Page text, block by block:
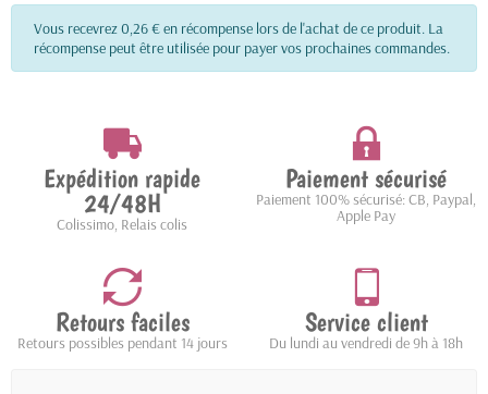
Vous recevrez 0,26 € en récompense lors de l'achat de ce produit. La
récompense peut être utilisée pour payer vos prochaines commandes.
Expédition rapide
24/48H
Colissimo, Relais colis
Paiement sécurisé
Paiement 100% sécurisé: CB, Paypal,
Apple Pay
Retours faciles
Retours possibles pendant 14 jours
Service client
Du lundi au vendredi de 9h à 18h